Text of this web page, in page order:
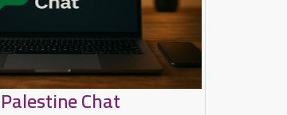
Palestine Chat